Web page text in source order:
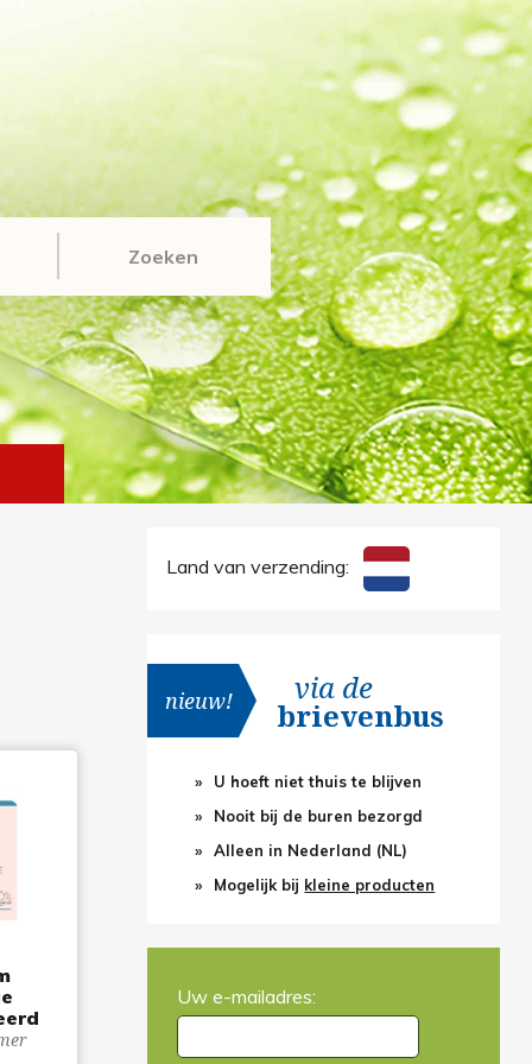
Zoeken
Land van verzending:
nieuw! via de
brievenbus
U hoeft niet thuis te blijven
Nooit bij de buren bezorgd
Alleen in Nederland (NL)
Mogelijk bij kleine producten
Uw e-mailadres: